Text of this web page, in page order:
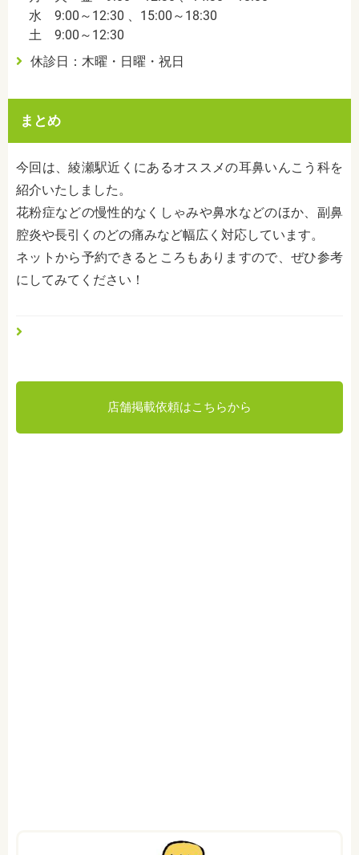
水 9:00～12:30 、15:00～18:30
土 9:00～12:30
休診日：木曜・日曜・祝日
まとめ
今回は、綾瀬駅近くにあるオススメの耳鼻いんこう科を
紹介いたしました。
花粉症などの慢性的なくしゃみや鼻水などのほか、副鼻
腔炎や長引くのどの痛みなど幅広く対応しています。
ネットから予約できるところもありますので、ぜひ参考
にしてみてください！
店舗掲載依頼はこちらから